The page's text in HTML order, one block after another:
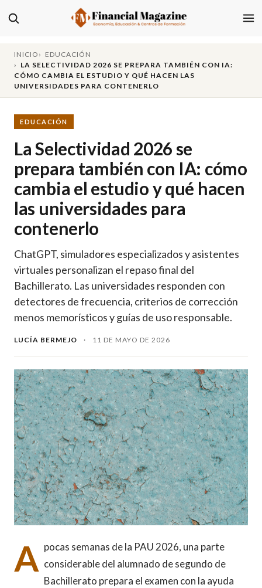
INICIO
EDUCACIÓN
LA SELECTIVIDAD 2026 SE PREPARA TAMBIÉN CON IA:
CÓMO CAMBIA EL ESTUDIO Y QUÉ HACEN LAS
UNIVERSIDADES PARA CONTENERLO
EDUCACIÓN
La Selectividad 2026 se
prepara también con IA: cómo
cambia el estudio y qué hacen
las universidades para
contenerlo
ChatGPT, simuladores especializados y asistentes
virtuales personalizan el repaso final del
Bachillerato. Las universidades responden con
detectores de frecuencia, criterios de corrección
menos memorísticos y guías de uso responsable.
LUCÍA BERMEJO · 11 DE MAYO DE 2026
A pocas semanas de la PAU 2026, una parte
considerable del alumnado de segundo de
Bachillerato prepara el examen con la ayuda